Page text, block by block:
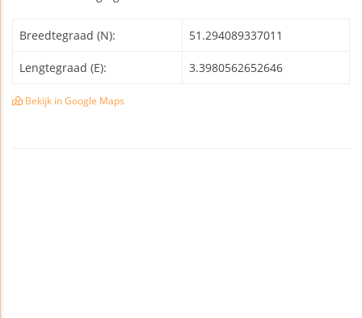
Breedtegraad (N): 51.294089337011
Lengtegraad (E): 3.3980562652646
Bekijk in Google Maps